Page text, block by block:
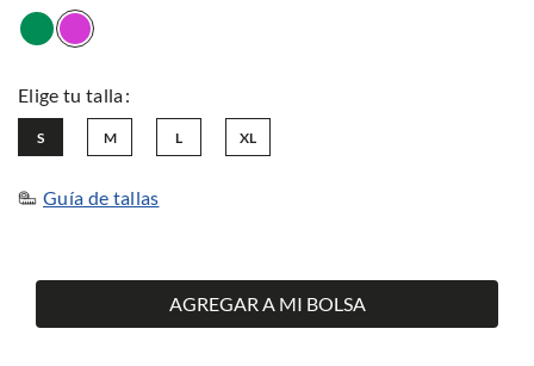
L
M
S XL
Guía de tallas
AGREGAR A MI BOLSA